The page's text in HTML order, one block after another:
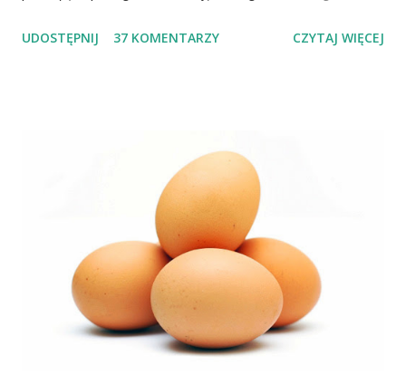
podpłomykami. Hindusi mówią o nim czapatti, Żydzi maca, a
przeciwieństwie do świeżego pieczywa na drożdżach czy
zakwasie. Przaśne podpłomyki nie obciążają żołądka kwasem i
fermentacją. Dziś, wzorem naszych prapradziadów możemy także
spożywać przaśny, niekwaszony chleb. Najprostszy przepis na
podpłomyki to: wziąć mąkę, wodę i trochę soli. Z tych składników
zagnieść ciasto, dodając mąkę w takiej ilości, aby ciasto nie kleiło
się do palców. Z kolei r...
UDOSTĘPNIJ 37 KOMENTARZY CZYTAJ WIĘCEJ